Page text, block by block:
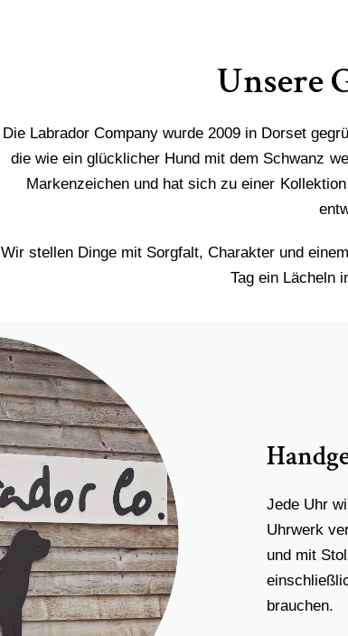
Unsere
Die Labrador Company wurde 2009 in Dorset
die wie ein glücklicher Hund mit dem Schwanz
Markenzeichen und hat sich zu einer
Wir stellen Dinge mit Sorgfalt, Charakter und
Tag ein Lächeln
Jede Uhr
Uhrwerk
und mit
brauchen.